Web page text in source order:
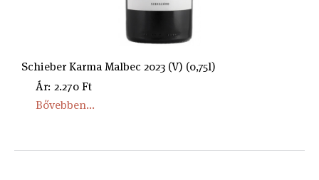
Schieber Karma Malbec 2023 (V) (0,75l)
Ár: 2.270 Ft
Bővebben...